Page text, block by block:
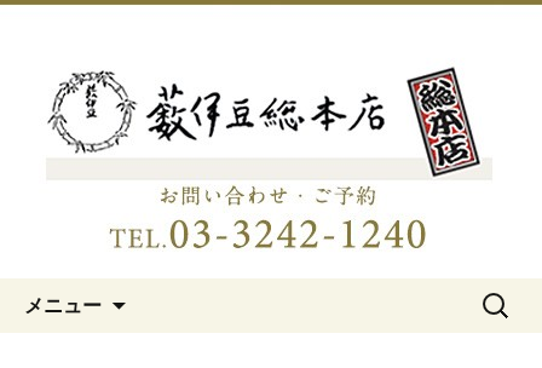
日本橋の老舗蕎麦屋「藪伊豆総
本店」
メニュー
検